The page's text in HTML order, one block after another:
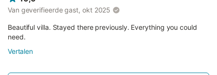
Van geverifieerde gast, okt 2025
Beautiful villa. Stayed there previously. Everything you could
need.
Vertalen